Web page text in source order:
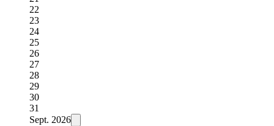
22
23
24
25
26
27
28
29
30
31
Sept. 2026